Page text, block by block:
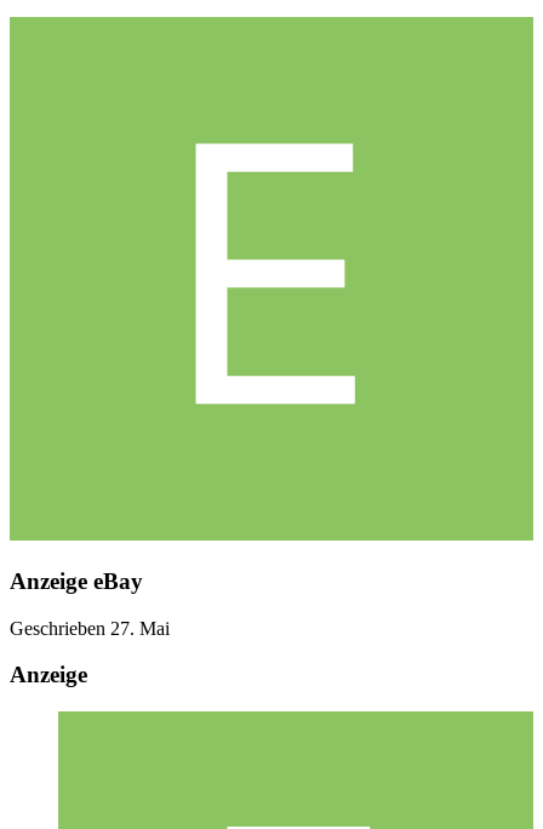
Anzeige eBay
Geschrieben 27. Mai
Anzeige